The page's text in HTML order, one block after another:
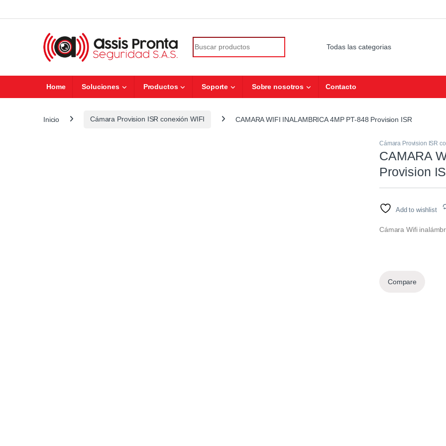
Home Soluciones Productos Soporte Sobre nosotros Contacto
Inicio Cámara Provision ISR conexión WIFI CAMARA WIFI INALAMBRICA 4MP PT-848 Provision ISR
Cámara Provision ISR
CAMARA
Provision
Add to wishlist
Cámara Wifi
Compare